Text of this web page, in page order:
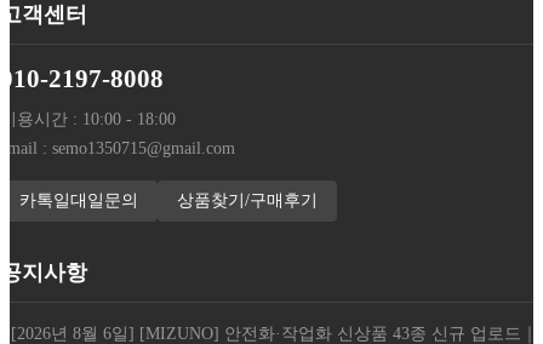
고객센터
010-2197-8008
이용시간 : 10:00 - 18:00
email : semo1350715@gmail.com
카톡일대일문의 상품찾기/구매후기
공지사항
- [2026년 8월 6일] [MIZUNO] 안전화·작업화 신상품 43종 신규 업로드｜